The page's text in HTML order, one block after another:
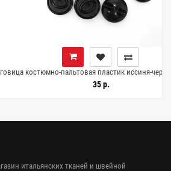
пальтовая пластик иссиня-черная 15 мм (L-3)
итальянских тканей и швейной